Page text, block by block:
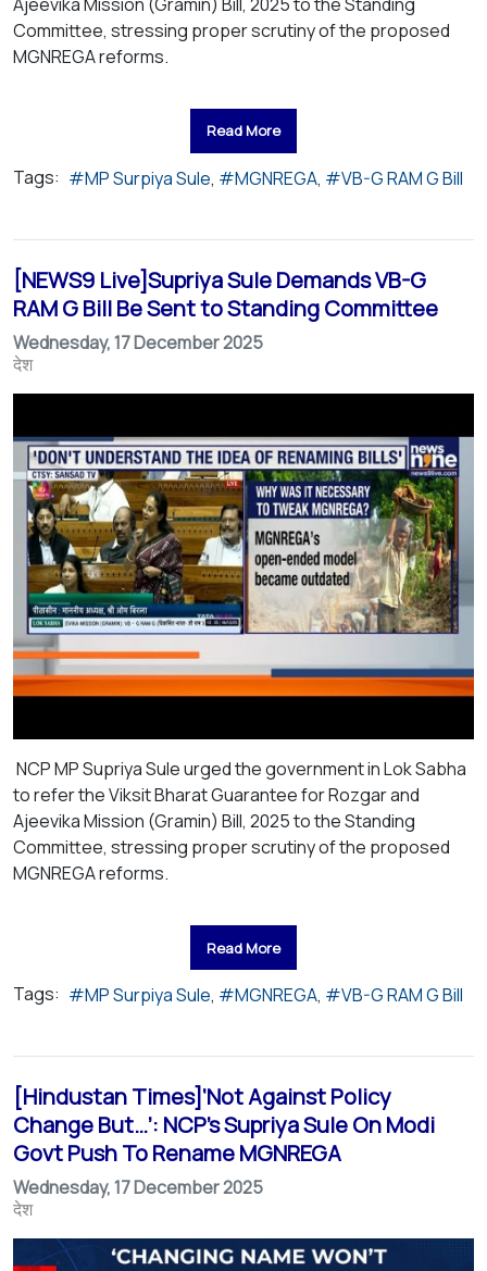
Committee, stressing proper scrutiny of the proposed
MGNREGA reforms.
Read More
Tags: MP Surpiya Sule MGNREGA VB-G RAM G Bill
[NEWS9 Live]Supriya Sule Demands VB-G
RAM G Bill Be Sent to Standing Committee
Wednesday, 17 December 2025
देश
NCP MP Supriya Sule urged the government in Lok Sabha
to refer the Viksit Bharat Guarantee for Rozgar and
Ajeevika Mission (Gramin) Bill, 2025 to the Standing
Committee, stressing proper scrutiny of the proposed
MGNREGA reforms.
Read More
Tags: MP Surpiya Sule MGNREGA VB-G RAM G Bill
[Hindustan Times]‘Not Against Policy
Change But…’: NCP’s Supriya Sule On Modi
Govt Push To Rename MGNREGA
Wednesday, 17 December 2025
देश